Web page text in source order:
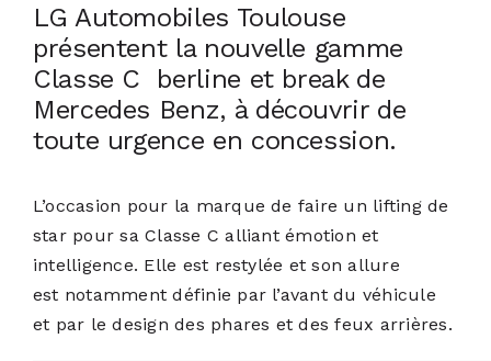
LG Automobiles Toulouse
présentent la nouvelle gamme
Classe C berline et break de
Mercedes Benz, à découvrir de
toute urgence en concession.
L’occasion pour la marque de faire un lifting de
star pour sa Classe C alliant émotion et
intelligence. Elle est restylée et son allure
est notamment définie par l’avant du véhicule
et par le design des phares et des feux arrières.
S’ABONNER
CONTACT